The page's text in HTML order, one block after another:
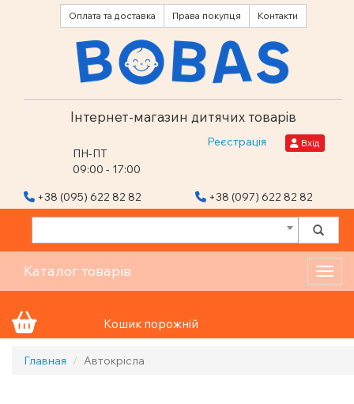
Оплата та доставка Права покупця Контакти
Інтернет-магазин дитячих товарів
ПН-ПТ
09:00 - 17:00
Реєстрація Вхід
+38 (095) 622 82 82 +38 (097) 622 82 82
Каталог товарів
Кошик порожній
Главная Автокрісла